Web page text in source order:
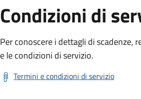
Condizioni di
Per conoscere i dettagli di
e le condizioni di servizio.
Termini e condizioni di servizio